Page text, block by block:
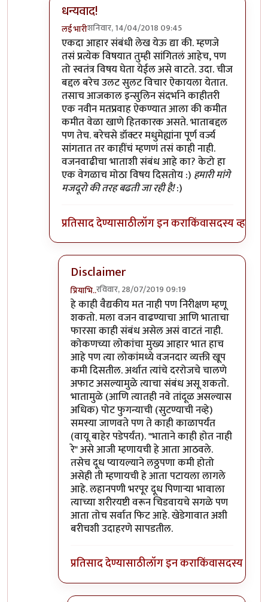
धन्यवाद!
लई भारीशनिवार, 14/04/2018 09:45
In reply toद्विदल धान्ये ( beans) नको हेby
एकदा आहार संबंधी लेख येऊ द्या की. म्हणजे
तसं प्रत्येक विषयात तुम्ही सांगितलं आहेच, पण
तो स्वतंत्र विषय घेता येईल असे वाटते. उदा. चीज
बद्दल बरेच उलट सुलट विचार ऐकायला येतात.
तसाच आजकाल इन्सुलिन संदर्भाने काहीतरी
एक नवीन मतप्रवाह ऐकण्यात आला की कमीत
कमीत वेळा खाणे हितकारक असते. भाताबद्दल
पण तेच. बरेचसे डॉक्टर मधुमेह्यांना पूर्ण वर्ज्य
सांगतात तर काहींचं म्हणणं तसं काही नाही.
वजनवाढीचा भाताशी संबंध आहे का? केटो हा
एक वेगळाच मोठा विषय दिसतोय :) हमारी मांगे
मजदूरो की तरह बढती जा रही है!:)
प्रतिसाद देण्यासाठीलॉग इन कराकिंवासदस्य व्हा
Disclaimer
प्रियाभि..रविवार, 28/07/2019 09:19
In reply toधन्यवाद!byलई भारी
हे काही वैद्यकीय मत नाही पण निरीक्षण म्हणू
शकतो. मला वजन वाढण्याचा आणि भाताचा
फारसा काही संबंध असेल असं वाटतं नाही.
कोकणच्या लोकांचा मुख्य आहार भात हाच
आहे पण त्या लोकांमध्ये वजनदार व्यक्ती खूप
कमी दिसतील. अर्थात त्यांचे दररोजचे चालणे
अफाट असल्यामुळे त्याचा संबंध असू शकतो.
भातामुळे (आणि त्यातही नवे तांदूळ असल्यास
अधिक) पोट फुगन्याची (सुटण्याची नव्हे)
समस्या जाणवते पण ते काही काळापर्यंत
(वायू बाहेर पडेपर्यंत). "भाताने काही होत नाही
रे" असे आजी म्हणायची हे आता आठवले.
तसेच दूध प्यायल्याने लठ्ठपणा कमी होतो
असेही ती म्हणायची हे आता पटायला लागले
आहे. लहानपणी भरपूर दूध पिणाऱ्या भावाला
त्याच्या शरीरयष्टी वरून चिडवायचे सगळे पण
आता तोच सर्वात फिट आहे. खेडेगावात अशी
बरीचशी उदाहरणे सापडतील.
प्रतिसाद देण्यासाठीलॉग इन कराकिंवासदस्य व्हा